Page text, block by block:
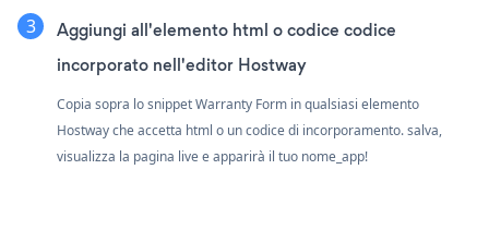
Aggiungi all'elemento html o codice codice
incorporato nell'editor Hostway
Copia sopra lo snippet Warranty Form in qualsiasi elemento
Hostway che accetta html o un codice di incorporamento. salva,
visualizza la pagina live e apparirà il tuo nome_app!